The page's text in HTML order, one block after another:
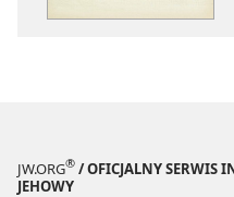
JW.ORG® / OFICJALNY SERWIS
JEHOWY